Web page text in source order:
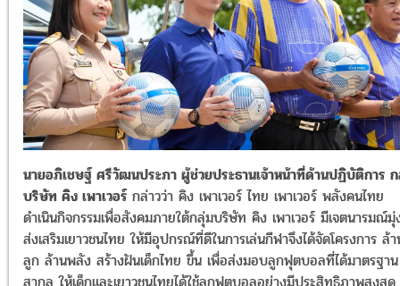
นายอภิเชษฐ์ ศรีวัฒนประภา ผู้ช่วยประธานเจ้าหน้าที่ด้านปฏิบัติการ
บริษัท คิง เพาเวอร์ กล่าวว่า คิง เพาเวอร์ ไทย เพาเวอร์ พลังคนไทย
ดำเนินกิจกรรมเพื่อสังคมภายใต้กลุ่มบริษัท คิง เพาเวอร์ มีเจตนารมณ์
ส่งเสริมเยาวชนไทย ให้มีอุปกรณ์ที่ดีในการเล่นกีฬาจึงได้จัดโครงการ ล้
ลูก ล้านพลัง สร้างฝันเด็กไทย ขึ้น เพื่อส่งมอบลูกฟุตบอลที่ได้มาตรฐาน